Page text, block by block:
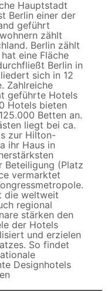
Hauptstadt
Berlin einer der
geführt
zählt
Berlin zählt
eine Fläche
Berlin in
sich in 12
Zahlreiche
geführte Hotels
Hotels bieten
Betten an.
liegt bei ca.
zur Hilton-
ihr Haus in
Beteiligung (Platz
vermarktet
die weltweit
regional
stärken den
der Hotels
und erzielen
So findet
Designhotels